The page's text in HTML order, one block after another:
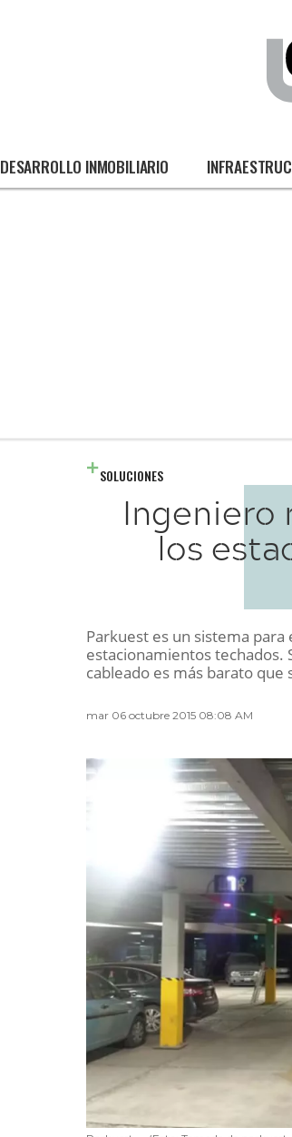
DESARROLLO INMOBILIARIO
SOLUCIONES
Ingeniero
los
Parkuest es un sistema
estacionamientos techados.
cableado es más barato que
mar 06 octubre 2015 08:08 AM